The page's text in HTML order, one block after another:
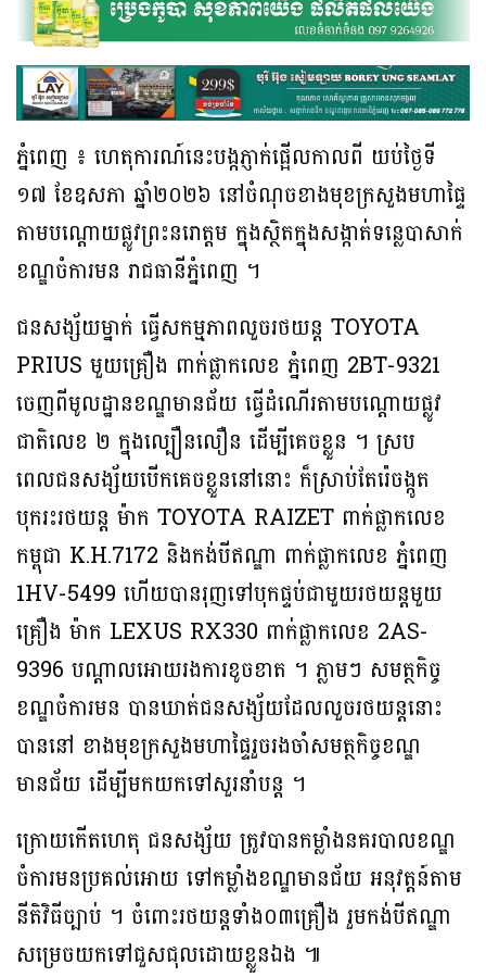
ភ្នំពេញ ៖ ហេតុការណ៍នេះបង្កភ្ញាក់ផ្អើលកាលពី យប់ថ្ងៃទី
១៧ ខែឧសភា ឆ្នាំ២០២៦ នៅចំណុចខាងមុខក្រសួងមហាផ្ទៃ
តាមបណ្តោយផ្លូវព្រះនរោត្តម ក្នុងស្ថិតក្នុងសង្កាត់ទន្លេបាសាក់
ខណ្ឌចំការមន រាជធានីភ្នំពេញ ។
ជនសង្ស័យម្នាក់ ធ្វើសកម្មភាពលួចរថយន្ត TOYOTA
PRIUS មួយគ្រឿង ពាក់ផ្លាកលេខ ភ្នំពេញ 2BT-9321
ចេញពីមូលដ្ឋានខណ្ឌមានជ័យ ធ្វើដំណើរតាមបណ្តោយផ្លូវ
ជាតិលេខ ២ ក្នុងល្បឿនលឿន ដើម្បីគេចខ្លួន ។ ស្រប
ពេលជនសង្ស័យបើកគេចខ្លួននៅនោះ ក៏ស្រាប់តែរ៉េចង្កូត
បុករះរថយន្ត ម៉ាក TOYOTA RAIZET ពាក់ផ្លាកលេខ
កម្ពុជា K.H.7172 និងកង់បីឥណ្ឌា ពាក់ផ្លាកលេខ ភ្នំពេញ
1HV-5499 ហើយបានរុញទៅបុកផ្ទប់ជាមួយរថយន្តមួយ
គ្រឿង ម៉ាក LEXUS RX330 ពាក់ផ្លាកលេខ 2AS-
9396 បណ្តាលអោយរងការខូចខាត ។ ភ្លាមៗ សមត្ថកិច្ច
ខណ្ឌចំការមន បានឃាត់ជនសង្ស័យដែលលួចរថយន្តនោះ
បាននៅ ខាងមុខក្រសួងមហាផ្ទៃរួចរងចាំសមត្ថកិច្ចខណ្ឌ
មានជ័យ ដើម្បីមកយកទៅសួរនាំបន្ត ។
ក្រោយកើតហេតុ ជនសង្ស័យ ត្រូវបានកម្លាំងនគរបាលខណ្ឌ
ចំការមនប្រគល់អោយ ទៅកម្លាំងខណ្ឌមានជ័យ អនុវត្តន៍តាម
នីតិវិធីច្បាប់ ។ ចំពោះរថយន្តទាំង០៣គ្រឿង រួមកង់បីឥណ្ឌា
សម្រេចយកទៅជួសជុលដោយខ្លួនឯង ៕